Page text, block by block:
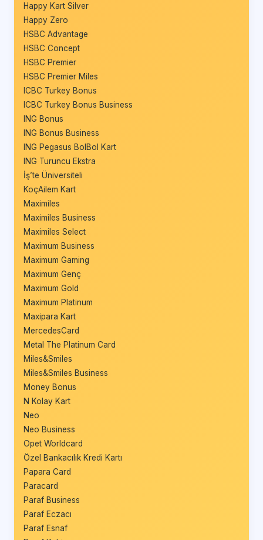
Happy Kart Silver
Happy Zero
HSBC Advantage
HSBC Concept
HSBC Premier
HSBC Premier Miles
ICBC Turkey Bonus
ICBC Turkey Bonus Business
ING Bonus
ING Bonus Business
ING Pegasus BolBol Kart
ING Turuncu Ekstra
İş’te Üniversiteli
KoçAilem Kart
Maximiles
Maximiles Business
Maximiles Select
Maximum Business
Maximum Gaming
Maximum Genç
Maximum Gold
Maximum Platinum
Maxipara Kart
MercedesCard
Metal The Platinum Card
Miles&Smiles
Miles&Smiles Business
Money Bonus
N Kolay Kart
Neo
Neo Business
Opet Worldcard
Özel Bankacılık Kredi Kartı
Papara Card
Paracard
Paraf Business
Paraf Eczacı
Paraf Esnaf